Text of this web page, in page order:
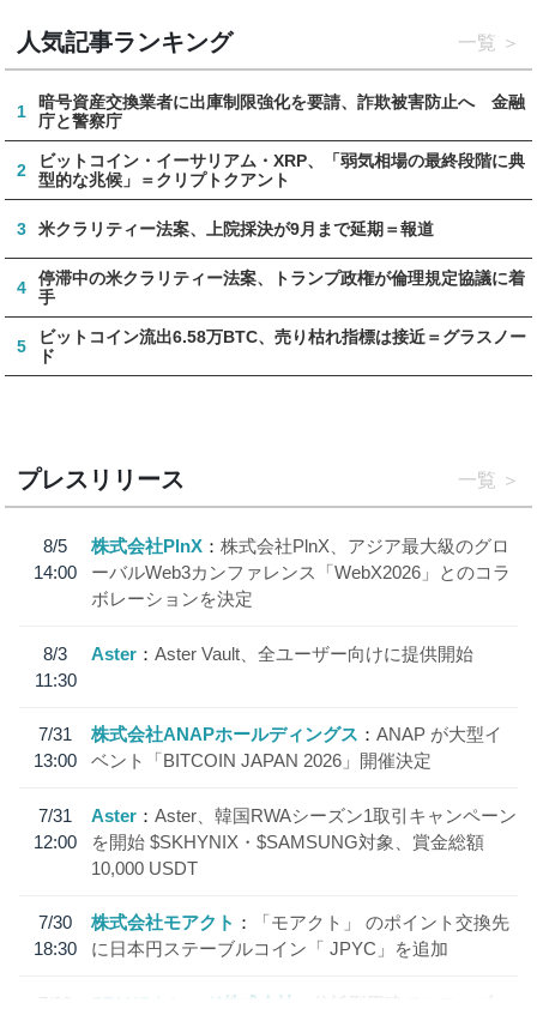
人気記事ランキング 一覧
1
暗号資産交換業者に出庫制限強化を要請、詐欺被害防止へ 金融
庁と警察庁
2
ビットコイン・イーサリアム・XRP、「弱気相場の最終段階に典
型的な兆候」＝クリプトクアント
3 米クラリティー法案、上院採決が9月まで延期＝報道
4
停滞中の米クラリティー法案、トランプ政権が倫理規定協議に着
手
5
ビットコイン流出6.58万BTC、売り枯れ指標は接近＝グラスノー
ド
プレスリリース 一覧
8/5
14:00
株式会社PlnX
株式会社PlnX、アジア最大級のグロ
ーバルWeb3カンファレンス「WebX2026」とのコラ
ボレーションを決定
8/3
11:30
Aster Aster Vault、全ユーザー向けに提供開始
7/31
13:00
株式会社ANAPホールディングス
ANAP が大型イ
ベント「BITCOIN JAPAN 2026」開催決定
7/31
12:00
Aster
Aster、韓国RWAシーズン1取引キャンペーン
を開始 $SKHYNIX・$SAMSUNG対象、賞金総額
10,000 USDT
7/30
18:30
株式会社モアクト
「モアクト」 のポイント交換先
に日本円ステーブルコイン「 JPYC」を追加
7/29
SBI VCトレード株式会社
信託型円建てステーブル